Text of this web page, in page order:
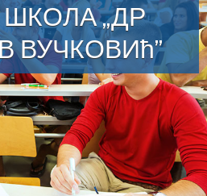
„ДР
ВУЧКОВИћ”